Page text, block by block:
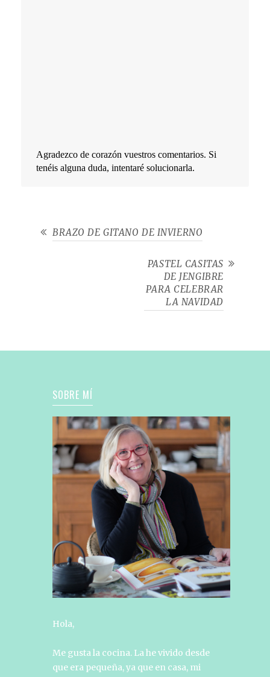
Agradezco de corazón vuestros comentarios. Si
tenéis alguna duda, intentaré solucionarla.
BRAZO DE GITANO DE INVIERNO
PASTEL CASITAS
DE JENGIBRE
PARA CELEBRAR
LA NAVIDAD
SOBRE MÍ
Hola,
Me gusta la cocina. La he vivido desde
que era pequeña, ya que en casa, mi